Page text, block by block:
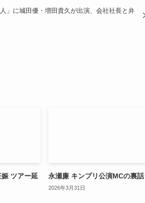
」に城田優・増田貴久が出演、会社社長と弁
ツアー延
永瀬廉 キンプリ公演MCの裏話
2026年3月31日